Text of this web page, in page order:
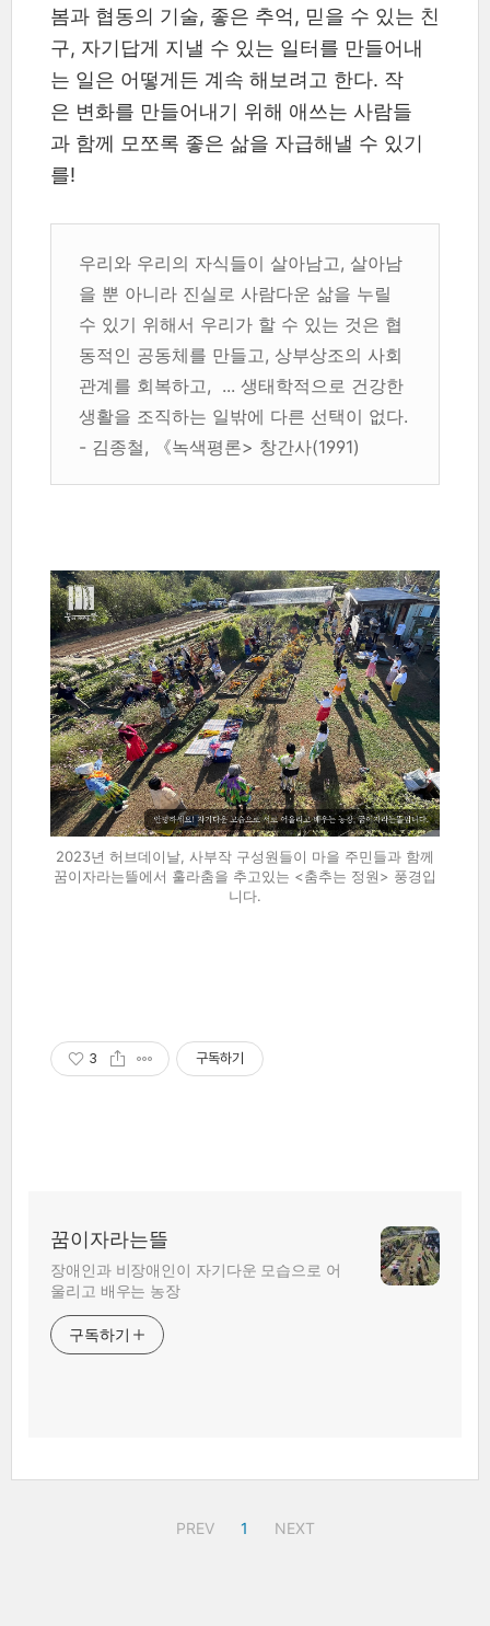
봄과 협동의 기술, 좋은 추억, 믿을 수 있는 친
구, 자기답게 지낼 수 있는 일터를 만들어내
는 일은 어떻게든 계속 해보려고 한다. 작
은 변화를 만들어내기 위해 애쓰는 사람들
과 함께 모쪼록 좋은 삶을 자급해낼 수 있기
를!
우리와 우리의 자식들이 살아남고, 살아남
을 뿐 아니라 진실로 사람다운 삶을 누릴
수 있기 위해서 우리가 할 수 있는 것은 협
동적인 공동체를 만들고, 상부상조의 사회
관계를 회복하고, ... 생태학적으로 건강한
생활을 조직하는 일밖에 다른 선택이 없다.
- 김종철, 《녹색평론> 창간사(1991)
2023년 허브데이날, 사부작 구성원들이 마을 주민들과 함께
꿈이자라는뜰에서 훌라춤을 추고있는 <춤추는 정원> 풍경입
니다.
3 구독하기
꿈이자라는뜰
장애인과 비장애인이 자기다운 모습으로 어
울리고 배우는 농장
구독하기
PREV 1 NEXT